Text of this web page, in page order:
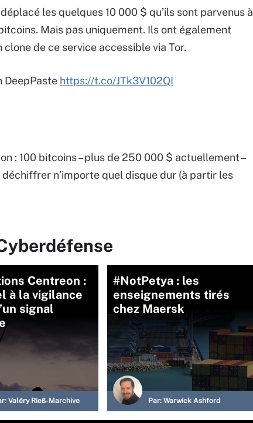
les quelques 10 000 $ qu’ils sont parvenus à
Mais pas uniquement. Ils ont également
de ce service accessible via Tor.
DeepPaste https://t.co/JTk3V102QI
: 100 bitcoins – plus de 250 000 $ actuellement –
n’importe quel disque dur (à partir les
Centreon :
à la vigilance
signal
Valéry Rieß-Marchive
#NotPetya : les
enseignements tirés
chez Maersk
Par: Warwick Ashford